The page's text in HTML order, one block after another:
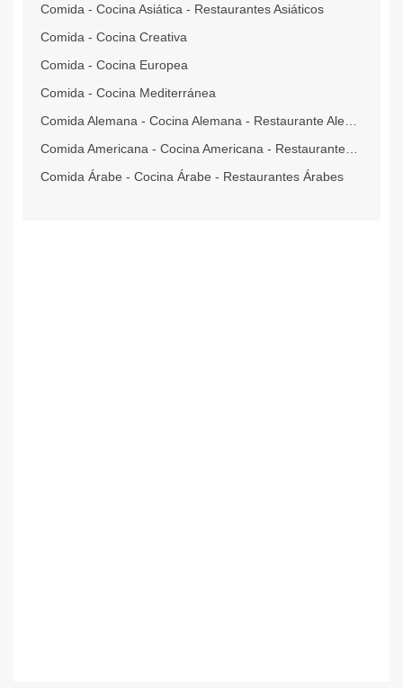
Comida - Cocina Asiática - Restaurantes Asiáticos
Comida - Cocina Creativa
Comida - Cocina Europea
Comida - Cocina Mediterránea
Comida Árabe - Cocina Árabe - Restaurantes Árabes